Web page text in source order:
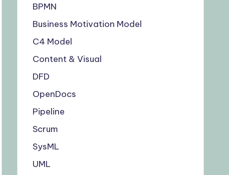
BPMN
Business Motivation Model
C4 Model
Content & Visual
DFD
OpenDocs
Pipeline
Scrum
SysML
UML